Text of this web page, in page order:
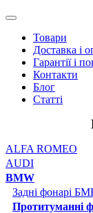
Товари
Доставка і
Гарантії і
Контакти
Блог
Статті
ALFA ROMEO
AUDI
BMW
Задні фонарі
Протитуманні